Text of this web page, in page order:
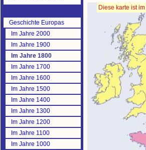
Geschichte Europas
Im Jahre 2000
Im Jahre 1900
Im Jahre 1800
Im Jahre 1700
Im Jahre 1600
Im Jahre 1500
Im Jahre 1400
Im Jahre 1300
Im Jahre 1200
Im Jahre 1100
Im Jahre 1000
Diese karte ist im